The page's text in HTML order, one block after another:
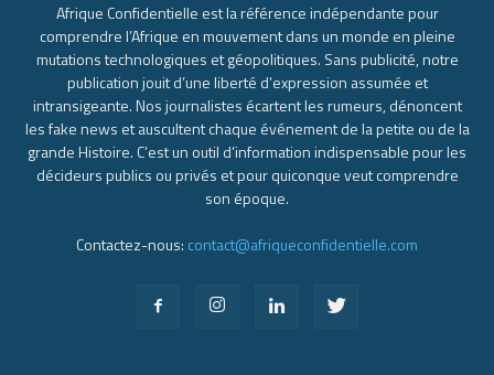
Afrique Confidentielle est la référence indépendante pour
comprendre l’Afrique en mouvement dans un monde en pleine
mutations technologiques et géopolitiques. Sans publicité, notre
publication jouit d’une liberté d’expression assumée et
intransigeante. Nos journalistes écartent les rumeurs, dénoncent
les fake news et auscultent chaque événement de la petite ou de la
grande Histoire. C’est un outil d’information indispensable pour les
décideurs publics ou privés et pour quiconque veut comprendre
son époque.
Contactez-nous: contact@afriqueconfidentielle.com